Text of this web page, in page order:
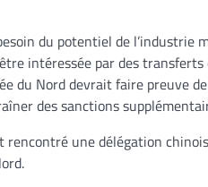
du potentiel de l’industrie
intéressée par des
du Nord devrait faire preuve
des sanctions
rencontré une délégation